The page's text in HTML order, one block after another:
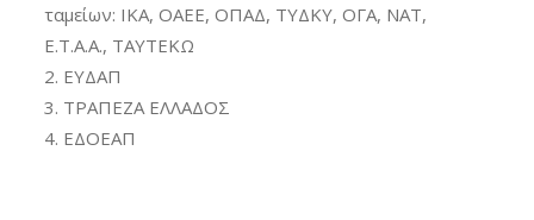
ταμείων: ΙΚΑ, ΟΑΕΕ, ΟΠΑΔ, ΤΥΔΚΥ, ΟΓΑ, ΝΑΤ,
Ε.Τ.Α.Α., ΤΑΥΤΕΚΩ
ΕΥΔΑΠ
ΤΡΑΠΕΖΑ ΕΛΛΑΔΟΣ
ΕΔΟΕΑΠ